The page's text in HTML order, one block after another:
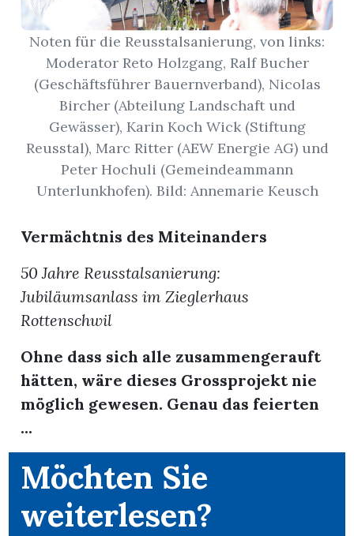
App
Noten für die Reusstalsanierung, von links:
Moderator Reto Holzgang, Ralf Bucher
(Geschäftsführer Bauernverband), Nicolas
Bircher (Abteilung Landschaft und
Gewässer), Karin Koch Wick (Stiftung
Reusstal), Marc Ritter (AEW Energie AG) und
Peter Hochuli (Gemeindeammann
Unterlunkhofen). Bild: Annemarie Keusch
Vermächtnis des Miteinanders
50 Jahre Reusstalsanierung:
Jubiläumsanlass im Zieglerhaus
Rottenschwil
Ohne dass sich alle zusammengerauft
hätten, wäre dieses Grossprojekt nie
möglich gewesen. Genau das feierten
...
Möchten Sie
weiterlesen?